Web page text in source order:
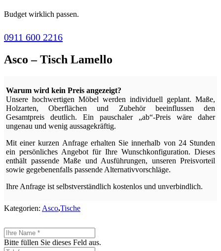
Budget wirklich passen.
0911 600 2216
Asco – Tisch Lamello
Warum wird kein Preis angezeigt?
Unsere hochwertigen Möbel werden individuell geplant. Maße,
Holzarten, Oberflächen und Zubehör beeinflussen den
Gesamtpreis deutlich. Ein pauschaler „ab“-Preis wäre daher
ungenau und wenig aussagekräftig.
Mit einer kurzen Anfrage erhalten Sie innerhalb von 24 Stunden
ein persönliches Angebot für Ihre Wunschkonfiguration. Dieses
enthält passende Maße und Ausführungen, unseren Preisvorteil
sowie gegebenenfalls passende Alternativvorschläge.
Ihre Anfrage ist selbstverständlich kostenlos und unverbindlich.
Kategorien: Asco,Tische
Bitte füllen Sie dieses Feld aus.